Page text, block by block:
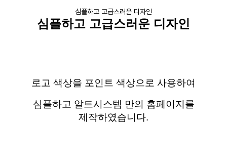
심플하고 고급스러운 디자인
심플하고 고급스러운 디자인
로고 색상을 포인트 색상으로 사용하여
심플하고 알트시스템 만의 홈페이지를
제작하였습니다.